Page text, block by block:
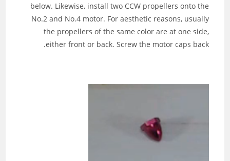
below. Likewise, install two CCW propellers onto the
No.2 and No.4 motor. For aesthetic reasons, usually
the propellers of the same color are at one side,
either front or back. Screw the motor caps back.